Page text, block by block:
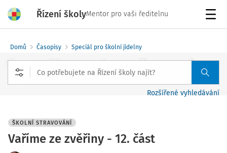
Řízení školyMentor pro vaši ředitelnu
Domů Časopisy Speciál pro školní jídelny
Rozšířené vyhledávání
ŠKOLNÍ STRAVOVÁNÍ
Vaříme ze zvěřiny - 12. část